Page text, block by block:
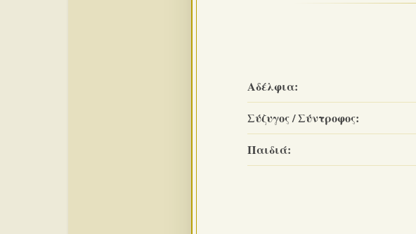
Αδέλφια:
Σύζυγος / Σύντροφος:
Παιδιά: